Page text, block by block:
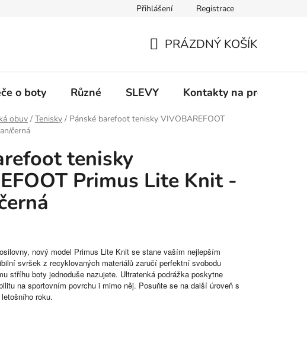
Informace k on-line platbám Odstoupení od
Přihlášení Registrace
KOŠÍK
PRÁZDNÝ KOŠÍK
o boty Různé SLEVY Kontakty na prodejny
obuv / Tenisky / Pánské barefoot tenisky VIVOBAREFOOT
černá
tenisky
Primus Lite Knit -
nový model Primus Lite Knit se stane vaším nejlepším
svršek z recyklovaných materiálů zaručí perfektní svobodu
stříhu boty jednoduše nazujete. Ultratenká podrážka poskytne
na sportovním povrchu i mimo něj. Posuňte se na další úroveň s
roku.